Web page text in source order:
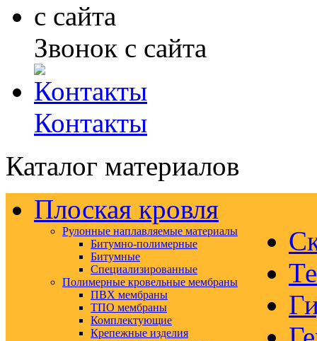
Звонок с сайта
Контакты
Каталог материалов
Плоская кровля
Рулонные наплавляемые материалы
Битумно-полимерные
Битумные
Специализированные
Полимерные кровельные мембраны
ПВХ мембраны
ТПО мембраны
Комплектующие
Крепежные изделия